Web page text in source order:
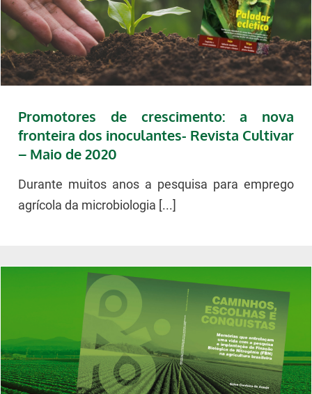
Promotores de crescimento: a nova
fronteira dos inoculantes- Revista Cultivar
– Maio de 2020
Durante muitos anos a pesquisa para emprego
agrícola da microbiologia [...]